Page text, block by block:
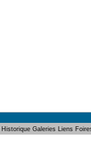
Historique Galeries Liens